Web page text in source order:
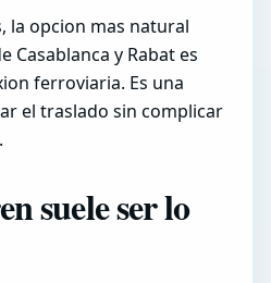
la opcion mas natural
Casablanca y Rabat es
ferroviaria. Es una
el traslado sin complicar
suele ser lo